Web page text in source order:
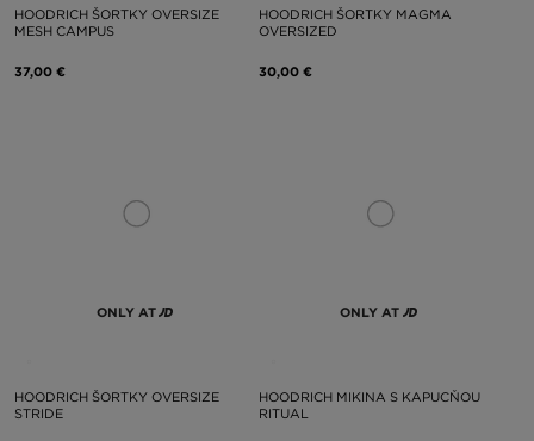
HOODRICH ŠORTKY OVERSIZE
MESH CAMPUS
37,00 €
HOODRICH ŠORTKY MAGMA
OVERSIZED
30,00 €
ONLY AT
HOODRICH ŠORTKY OVERSIZE
STRIDE
ONLY AT
HOODRICH MIKINA S KAPUCŇOU
RITUAL